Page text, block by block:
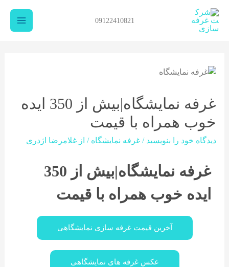
09122410821
غرفه نمایشگاه|بیش از 350 ایده
خوب همراه با قیمت
دیدگاه‌ خود را بنویسید / غرفه نمایشگاه / از غلامرضا اژدری
غرفه نمایشگاه|بیش از 350
ایده خوب همراه با قیمت
آخرین قیمت غرفه سازی نمایشگاهی
عکس غرفه های نمایشگاهی